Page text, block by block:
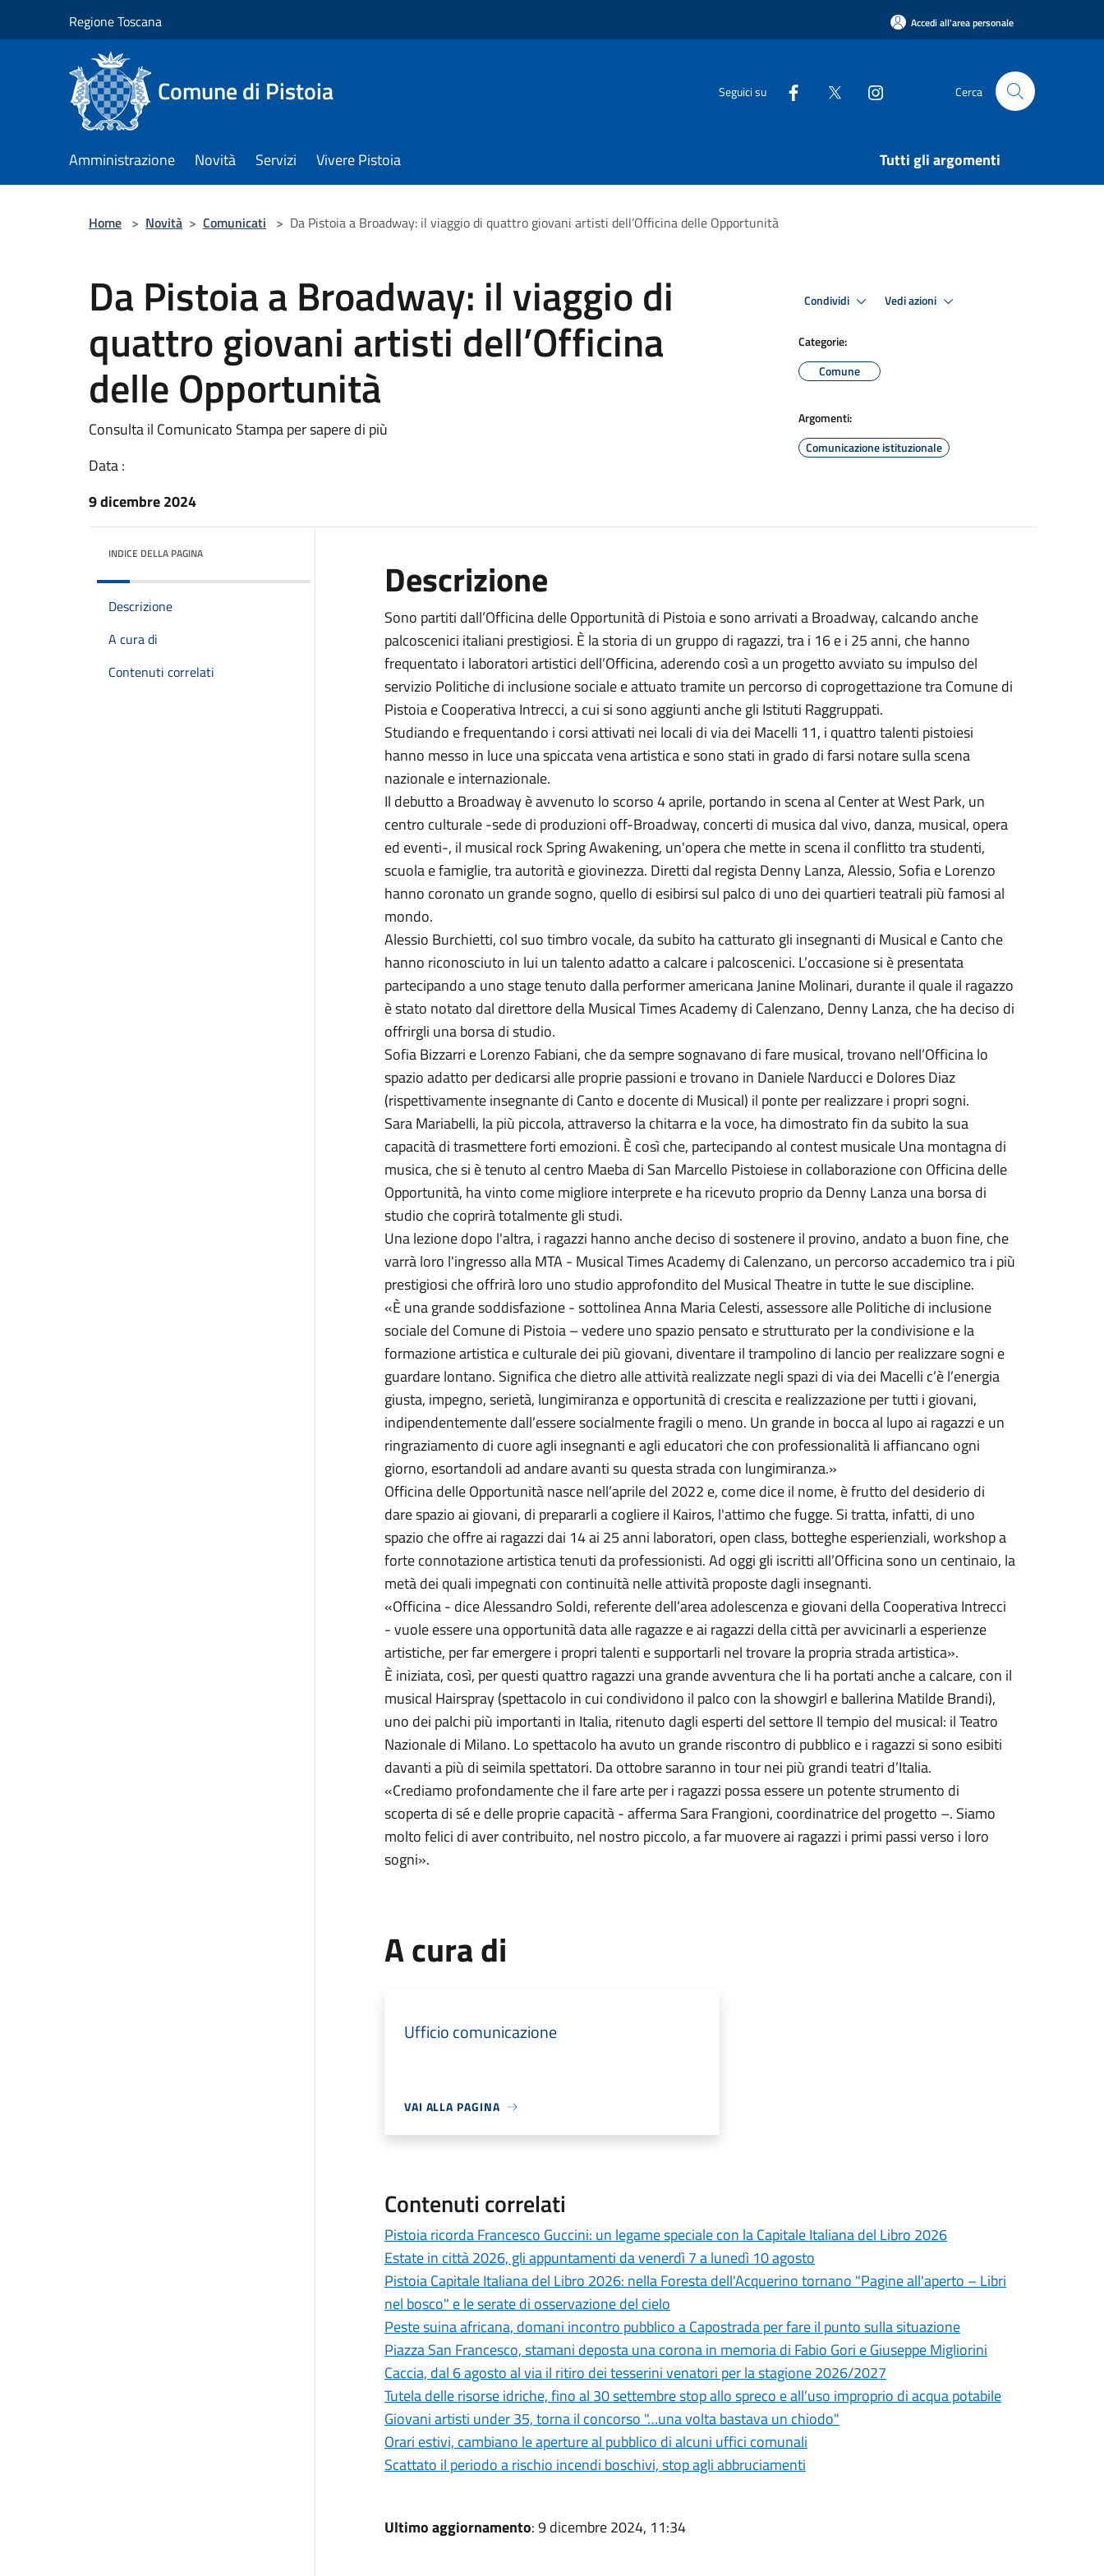
Regione Toscana Accedi all'area personale
Comune di Pistoia Seguici su Cerca
Amministrazione Novità Servizi Vivere Pistoia Tutti gli argomenti
Home > Novità > Comunicati > Da Pistoia a Broadway: il viaggio di quattro giovani artisti dell’Officina delle Opportunità
Da Pistoia a Broadway: il viaggio di
quattro giovani artisti dell’Officina
delle Opportunità
Consulta il Comunicato Stampa per sapere di più
Data :
9 dicembre 2024
Condividi Vedi azioni
Categorie:
Comune
Argomenti:
Comunicazione istituzionale
INDICE DELLA PAGINA
Descrizione
A cura di
Contenuti correlati
Descrizione
Sono partiti dall’Officina delle Opportunità di Pistoia e sono arrivati a Broadway, calcando anche
palcoscenici italiani prestigiosi. È la storia di un gruppo di ragazzi, tra i 16 e i 25 anni, che hanno
frequentato i laboratori artistici dell’Officina, aderendo così a un progetto avviato su impulso del
servizio Politiche di inclusione sociale e attuato tramite un percorso di coprogettazione tra Comune di
Pistoia e Cooperativa Intrecci, a cui si sono aggiunti anche gli Istituti Raggruppati.
Studiando e frequentando i corsi attivati nei locali di via dei Macelli 11, i quattro talenti pistoiesi
hanno messo in luce una spiccata vena artistica e sono stati in grado di farsi notare sulla scena
nazionale e internazionale.
Il debutto a Broadway è avvenuto lo scorso 4 aprile, portando in scena al Center at West Park, un
centro culturale -sede di produzioni off-Broadway, concerti di musica dal vivo, danza, musical, opera
ed eventi-, il musical rock Spring Awakening, un'opera che mette in scena il conflitto tra studenti,
scuola e famiglie, tra autorità e giovinezza. Diretti dal regista Denny Lanza, Alessio, Sofia e Lorenzo
hanno coronato un grande sogno, quello di esibirsi sul palco di uno dei quartieri teatrali più famosi al
mondo.
Alessio Burchietti, col suo timbro vocale, da subito ha catturato gli insegnanti di Musical e Canto che
hanno riconosciuto in lui un talento adatto a calcare i palcoscenici. L’occasione si è presentata
partecipando a uno stage tenuto dalla performer americana Janine Molinari, durante il quale il ragazzo
è stato notato dal direttore della Musical Times Academy di Calenzano, Denny Lanza, che ha deciso di
offrirgli una borsa di studio.
Sofia Bizzarri e Lorenzo Fabiani, che da sempre sognavano di fare musical, trovano nell’Officina lo
spazio adatto per dedicarsi alle proprie passioni e trovano in Daniele Narducci e Dolores Diaz
(rispettivamente insegnante di Canto e docente di Musical) il ponte per realizzare i propri sogni.
Sara Mariabelli, la più piccola, attraverso la chitarra e la voce, ha dimostrato fin da subito la sua
capacità di trasmettere forti emozioni. È così che, partecipando al contest musicale Una montagna di
musica, che si è tenuto al centro Maeba di San Marcello Pistoiese in collaborazione con Officina delle
Opportunità, ha vinto come migliore interprete e ha ricevuto proprio da Denny Lanza una borsa di
studio che coprirà totalmente gli studi.
Una lezione dopo l'altra, i ragazzi hanno anche deciso di sostenere il provino, andato a buon fine, che
varrà loro l'ingresso alla MTA - Musical Times Academy di Calenzano, un percorso accademico tra i più
prestigiosi che offrirà loro uno studio approfondito del Musical Theatre in tutte le sue discipline.
«È una grande soddisfazione - sottolinea Anna Maria Celesti, assessore alle Politiche di inclusione
sociale del Comune di Pistoia – vedere uno spazio pensato e strutturato per la condivisione e la
formazione artistica e culturale dei più giovani, diventare il trampolino di lancio per realizzare sogni e
guardare lontano. Significa che dietro alle attività realizzate negli spazi di via dei Macelli c’è l’energia
giusta, impegno, serietà, lungimiranza e opportunità di crescita e realizzazione per tutti i giovani,
indipendentemente dall’essere socialmente fragili o meno. Un grande in bocca al lupo ai ragazzi e un
ringraziamento di cuore agli insegnanti e agli educatori che con professionalità li affiancano ogni
giorno, esortandoli ad andare avanti su questa strada con lungimiranza.»
Officina delle Opportunità nasce nell’aprile del 2022 e, come dice il nome, è frutto del desiderio di
dare spazio ai giovani, di prepararli a cogliere il Kairos, l'attimo che fugge. Si tratta, infatti, di uno
spazio che offre ai ragazzi dai 14 ai 25 anni laboratori, open class, botteghe esperienziali, workshop a
forte connotazione artistica tenuti da professionisti. Ad oggi gli iscritti all’Officina sono un centinaio, la
metà dei quali impegnati con continuità nelle attività proposte dagli insegnanti.
«Officina - dice Alessandro Soldi, referente dell’area adolescenza e giovani della Cooperativa Intrecci
- vuole essere una opportunità data alle ragazze e ai ragazzi della città per avvicinarli a esperienze
artistiche, per far emergere i propri talenti e supportarli nel trovare la propria strada artistica».
È iniziata, così, per questi quattro ragazzi una grande avventura che li ha portati anche a calcare, con il
musical Hairspray (spettacolo in cui condividono il palco con la showgirl e ballerina Matilde Brandi),
uno dei palchi più importanti in Italia, ritenuto dagli esperti del settore Il tempio del musical: il Teatro
Nazionale di Milano. Lo spettacolo ha avuto un grande riscontro di pubblico e i ragazzi si sono esibiti
davanti a più di seimila spettatori. Da ottobre saranno in tour nei più grandi teatri d’Italia.
«Crediamo profondamente che il fare arte per i ragazzi possa essere un potente strumento di
scoperta di sé e delle proprie capacità - afferma Sara Frangioni, coordinatrice del progetto –. Siamo
molto felici di aver contribuito, nel nostro piccolo, a far muovere ai ragazzi i primi passi verso i loro
sogni».
A cura di
Ufficio comunicazione
VAI ALLA PAGINA
Contenuti correlati
Pistoia ricorda Francesco Guccini: un legame speciale con la Capitale Italiana del Libro 2026
Estate in città 2026, gli appuntamenti da venerdì 7 a lunedì 10 agosto
Pistoia Capitale Italiana del Libro 2026: nella Foresta dell'Acquerino tornano "Pagine all'aperto – Libri
nel bosco" e le serate di osservazione del cielo
Peste suina africana, domani incontro pubblico a Capostrada per fare il punto sulla situazione
Piazza San Francesco, stamani deposta una corona in memoria di Fabio Gori e Giuseppe Migliorini
Caccia, dal 6 agosto al via il ritiro dei tesserini venatori per la stagione 2026/2027
Tutela delle risorse idriche, fino al 30 settembre stop allo spreco e all’uso improprio di acqua potabile
Giovani artisti under 35, torna il concorso "…una volta bastava un chiodo"
Orari estivi, cambiano le aperture al pubblico di alcuni uffici comunali
Scattato il periodo a rischio incendi boschivi, stop agli abbruciamenti
Ultimo aggiornamento: 9 dicembre 2024, 11:34